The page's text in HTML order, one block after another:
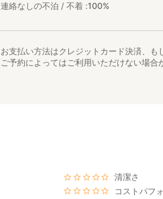
連絡なしの不泊 / 不着 :100%
お支払い方法はクレジットカード決済、
ご予約によってはご利用いただけない場合
清潔さ
コストパフ